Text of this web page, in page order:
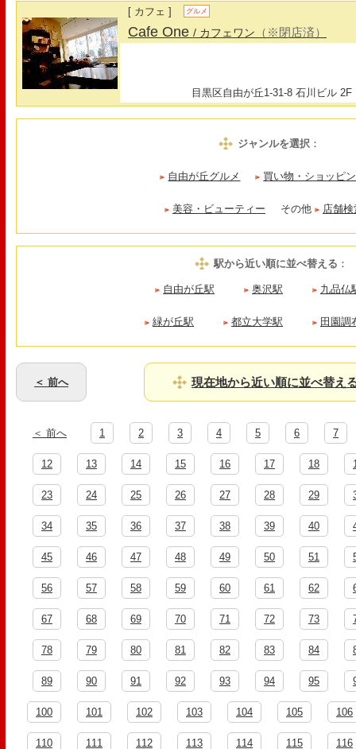
[ カフェ ] グルメ
Cafe One/ カフェワン （※閉店済）
目黒区自由が丘1-31-8 石川ビル 2F
ジャンルを選択：
自由が丘グルメ 買い物・ショッピ
美容・ビューティー その他 店舗
駅から近い順に並べ替える ：
自由が丘駅 奥沢駅 九品仏
緑が丘駅 都立大学駅 田園調
＜ 前へ 現在地から近い順に並べ替え
＜ 前へ 1 2 3 4 5 6 7
12 13 14 15 16 17 18
23 24 25 26 27 28 29
34 35 36 37 38 39 40
45 46 47 48 49 50 51
56 57 58 59 60 61 62
67 68 69 70 71 72 73
78 79 80 81 82 83 84
89 90 91 92 93 94 95
100 101 102 103 104 105 106
110 111 112 113 114 115 116